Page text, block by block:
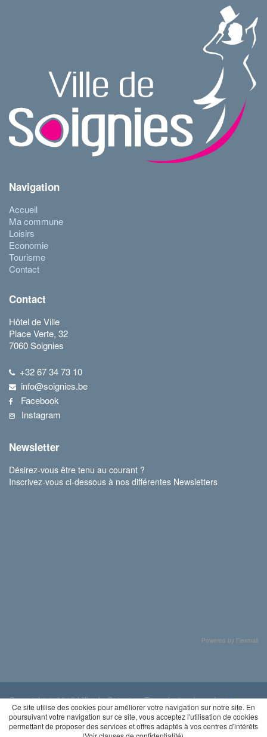
Navigation
Accueil
Ma commune
Loisirs
Economie
Tourisme
Contact
Contact
Hôtel de Ville
Place Verte, 32
7060 Soignies
+32 67 34 73 10
info@soignies.be
Facebook
Instagram
Newsletter
Désirez-vous être tenu au courant ?
Inscrivez-vous ci-dessous à nos différentes Newsletters
Powered by Flexmail
Copyright © 2015 Ville de Soignies. Tous droits réservés.Vie
privée
Ce site utilise des cookies pour améliorer votre navigation sur notre site. En
poursuivant votre navigation sur ce site, vous acceptez l'utilisation de cookies
permettant de proposer des services et offres adaptés à vos centres d'intérêts